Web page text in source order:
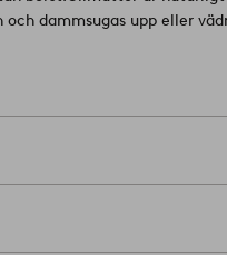
dammsugas upp eller
Lämna in för
halkskydd för att
och golvet. Vrid mattan